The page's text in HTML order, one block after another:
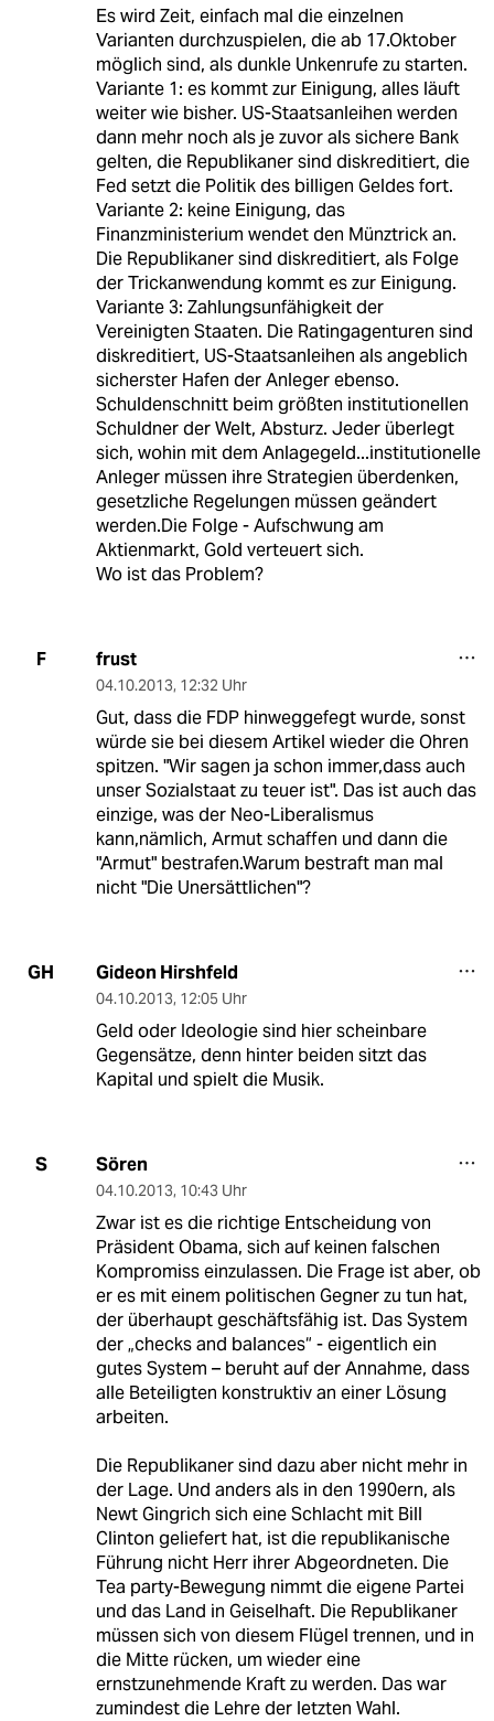
Es wird Zeit, einfach mal die einzelnen
Varianten durchzuspielen, die ab 17.Oktober
möglich sind, als dunkle Unkenrufe zu starten.
Variante 1: es kommt zur Einigung, alles läuft
weiter wie bisher. US-Staatsanleihen werden
dann mehr noch als je zuvor als sichere Bank
gelten, die Republikaner sind diskreditiert, die
Fed setzt die Politik des billigen Geldes fort.
Variante 2: keine Einigung, das
Finanzministerium wendet den Münztrick an.
Die Republikaner sind diskreditiert, als Folge
der Trickanwendung kommt es zur Einigung.
Variante 3: Zahlungsunfähigkeit der
Vereinigten Staaten. Die Ratingagenturen sind
diskreditiert, US-Staatsanleihen als angeblich
sicherster Hafen der Anleger ebenso.
Schuldenschnitt beim größten institutionellen
Schuldner der Welt, Absturz. Jeder überlegt
sich, wohin mit dem Anlagegeld...institutionelle
Anleger müssen ihre Strategien überdenken,
gesetzliche Regelungen müssen geändert
werden.Die Folge - Aufschwung am
Aktienmarkt, Gold verteuert sich.
Wo ist das Problem?
F frust
04.10.2013, 12:32 Uhr
Gut, dass die FDP hinweggefegt wurde, sonst
würde sie bei diesem Artikel wieder die Ohren
spitzen. "Wir sagen ja schon immer,dass auch
unser Sozialstaat zu teuer ist". Das ist auch das
einzige, was der Neo-Liberalismus
kann,nämlich, Armut schaffen und dann die
"Armut" bestrafen.Warum bestraft man mal
nicht "Die Unersättlichen"?
GH Gideon Hirshfeld
04.10.2013, 12:05 Uhr
Geld oder Ideologie sind hier scheinbare
Gegensätze, denn hinter beiden sitzt das
Kapital und spielt die Musik.
S Sören
04.10.2013, 10:43 Uhr
Zwar ist es die richtige Entscheidung von
Präsident Obama, sich auf keinen falschen
Kompromiss einzulassen. Die Frage ist aber, ob
er es mit einem politischen Gegner zu tun hat,
der überhaupt geschäftsfähig ist. Das System
der „checks and balances“ - eigentlich ein
gutes System – beruht auf der Annahme, dass
alle Beteiligten konstruktiv an einer Lösung
arbeiten.
Die Republikaner sind dazu aber nicht mehr in
der Lage. Und anders als in den 1990ern, als
Newt Gingrich sich eine Schlacht mit Bill
Clinton geliefert hat, ist die republikanische
Führung nicht Herr ihrer Abgeordneten. Die
Tea party-Bewegung nimmt die eigene Partei
und das Land in Geiselhaft. Die Republikaner
müssen sich von diesem Flügel trennen, und in
die Mitte rücken, um wieder eine
ernstzunehmende Kraft zu werden. Das war
zumindest die Lehre der letzten Wahl.